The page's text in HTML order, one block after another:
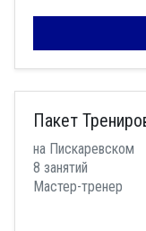
Пакет
на Пискаревском
8 занятий
Мастер-тренер